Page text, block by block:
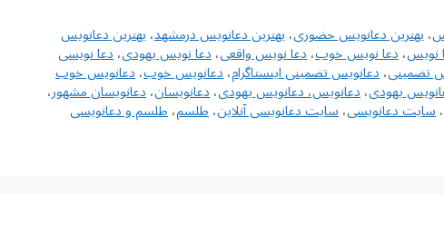
،بهترین دعانویس حضوری،بهترین دعانویس درمشهد،بهترین دعانویس
نویس،دعا نویس خوب،دعا نویس واقعی،دعا نویس یهودی،دعا نویسی
تضمینی،دعانویس تضمینی اینستاگرام،دعانویس خوب،دعانویس خوب
یهودی،دعانویس، دعانویس یهودی،دعانویسان،دعانویسان مشهور،
،سایت دعانویسی،سایت دعانویسی آنلاین،طلسم،طلسم و دعانویسی